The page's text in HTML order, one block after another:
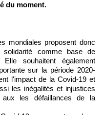
du moment.
mondiales proposent donc
comme base de
souhaitent également
sur la période 2020-
l'impact de la Covid-19 et
les inégalités et injustices
les défaillances de la